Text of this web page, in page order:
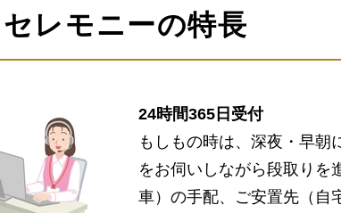
レモニーの特長
24時間365日受付
もしもの時は、深夜・早朝
をお伺いしながら段取りを
車）の手配、ご安置先（自